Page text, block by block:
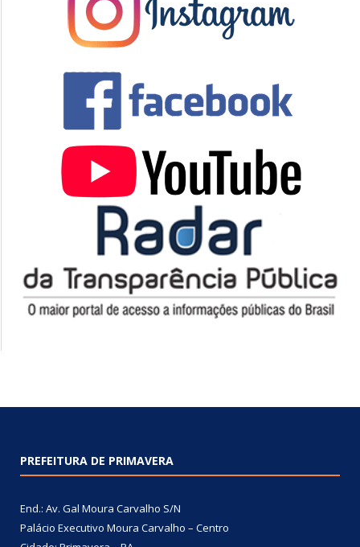
PREFEITURA DE PRIMAVERA
End.: Av. Gal Moura Carvalho S/N
Palácio Executivo Moura Carvalho – Centro